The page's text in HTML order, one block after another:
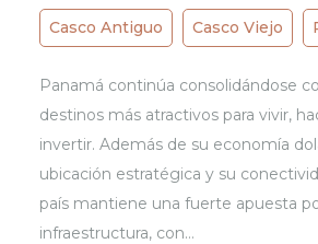
Casco Antiguo Casco Viejo
Panamá continúa consolidándose
destinos más atractivos para vivir,
invertir. Además de su economía
ubicación estratégica y su
país mantiene una fuerte apuesta
infraestructura, con…